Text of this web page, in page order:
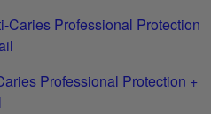
Professional Protection +